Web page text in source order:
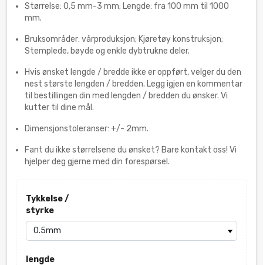
Størrelse: 0,5 mm-3 mm; Lengde: fra 100 mm til 1000
mm.
Bruksområder: vårproduksjon; Kjøretøy konstruksjon;
Stemplede, bøyde og enkle dybtrukne deler.
Hvis ønsket lengde / bredde ikke er oppført, velger du den
nest største lengden / bredden. Legg igjen en kommentar
til bestillingen din med lengden / bredden du ønsker. Vi
kutter til dine mål.
Dimensjonstoleranser: +/- 2mm.
Fant du ikke størrelsene du ønsket? Bare kontakt oss! Vi
hjelper deg gjerne med din forespørsel.
Tykkelse /
styrke
lengde